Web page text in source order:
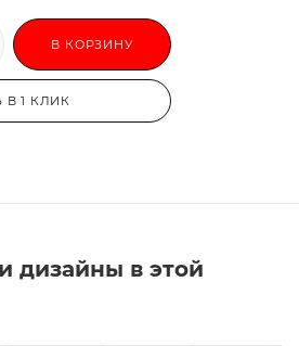
В КОРЗИНУ
В 1 КЛИК
дизайны в этой